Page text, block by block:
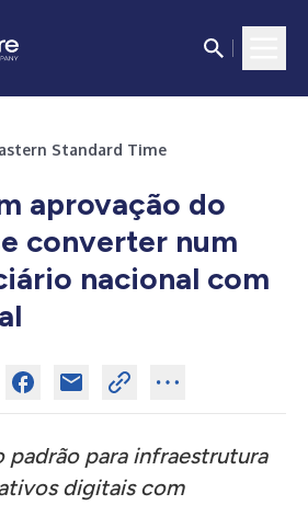
Standard Time
aprovação do
converter num
nacional com
padrão para infraestrutura
digitais com